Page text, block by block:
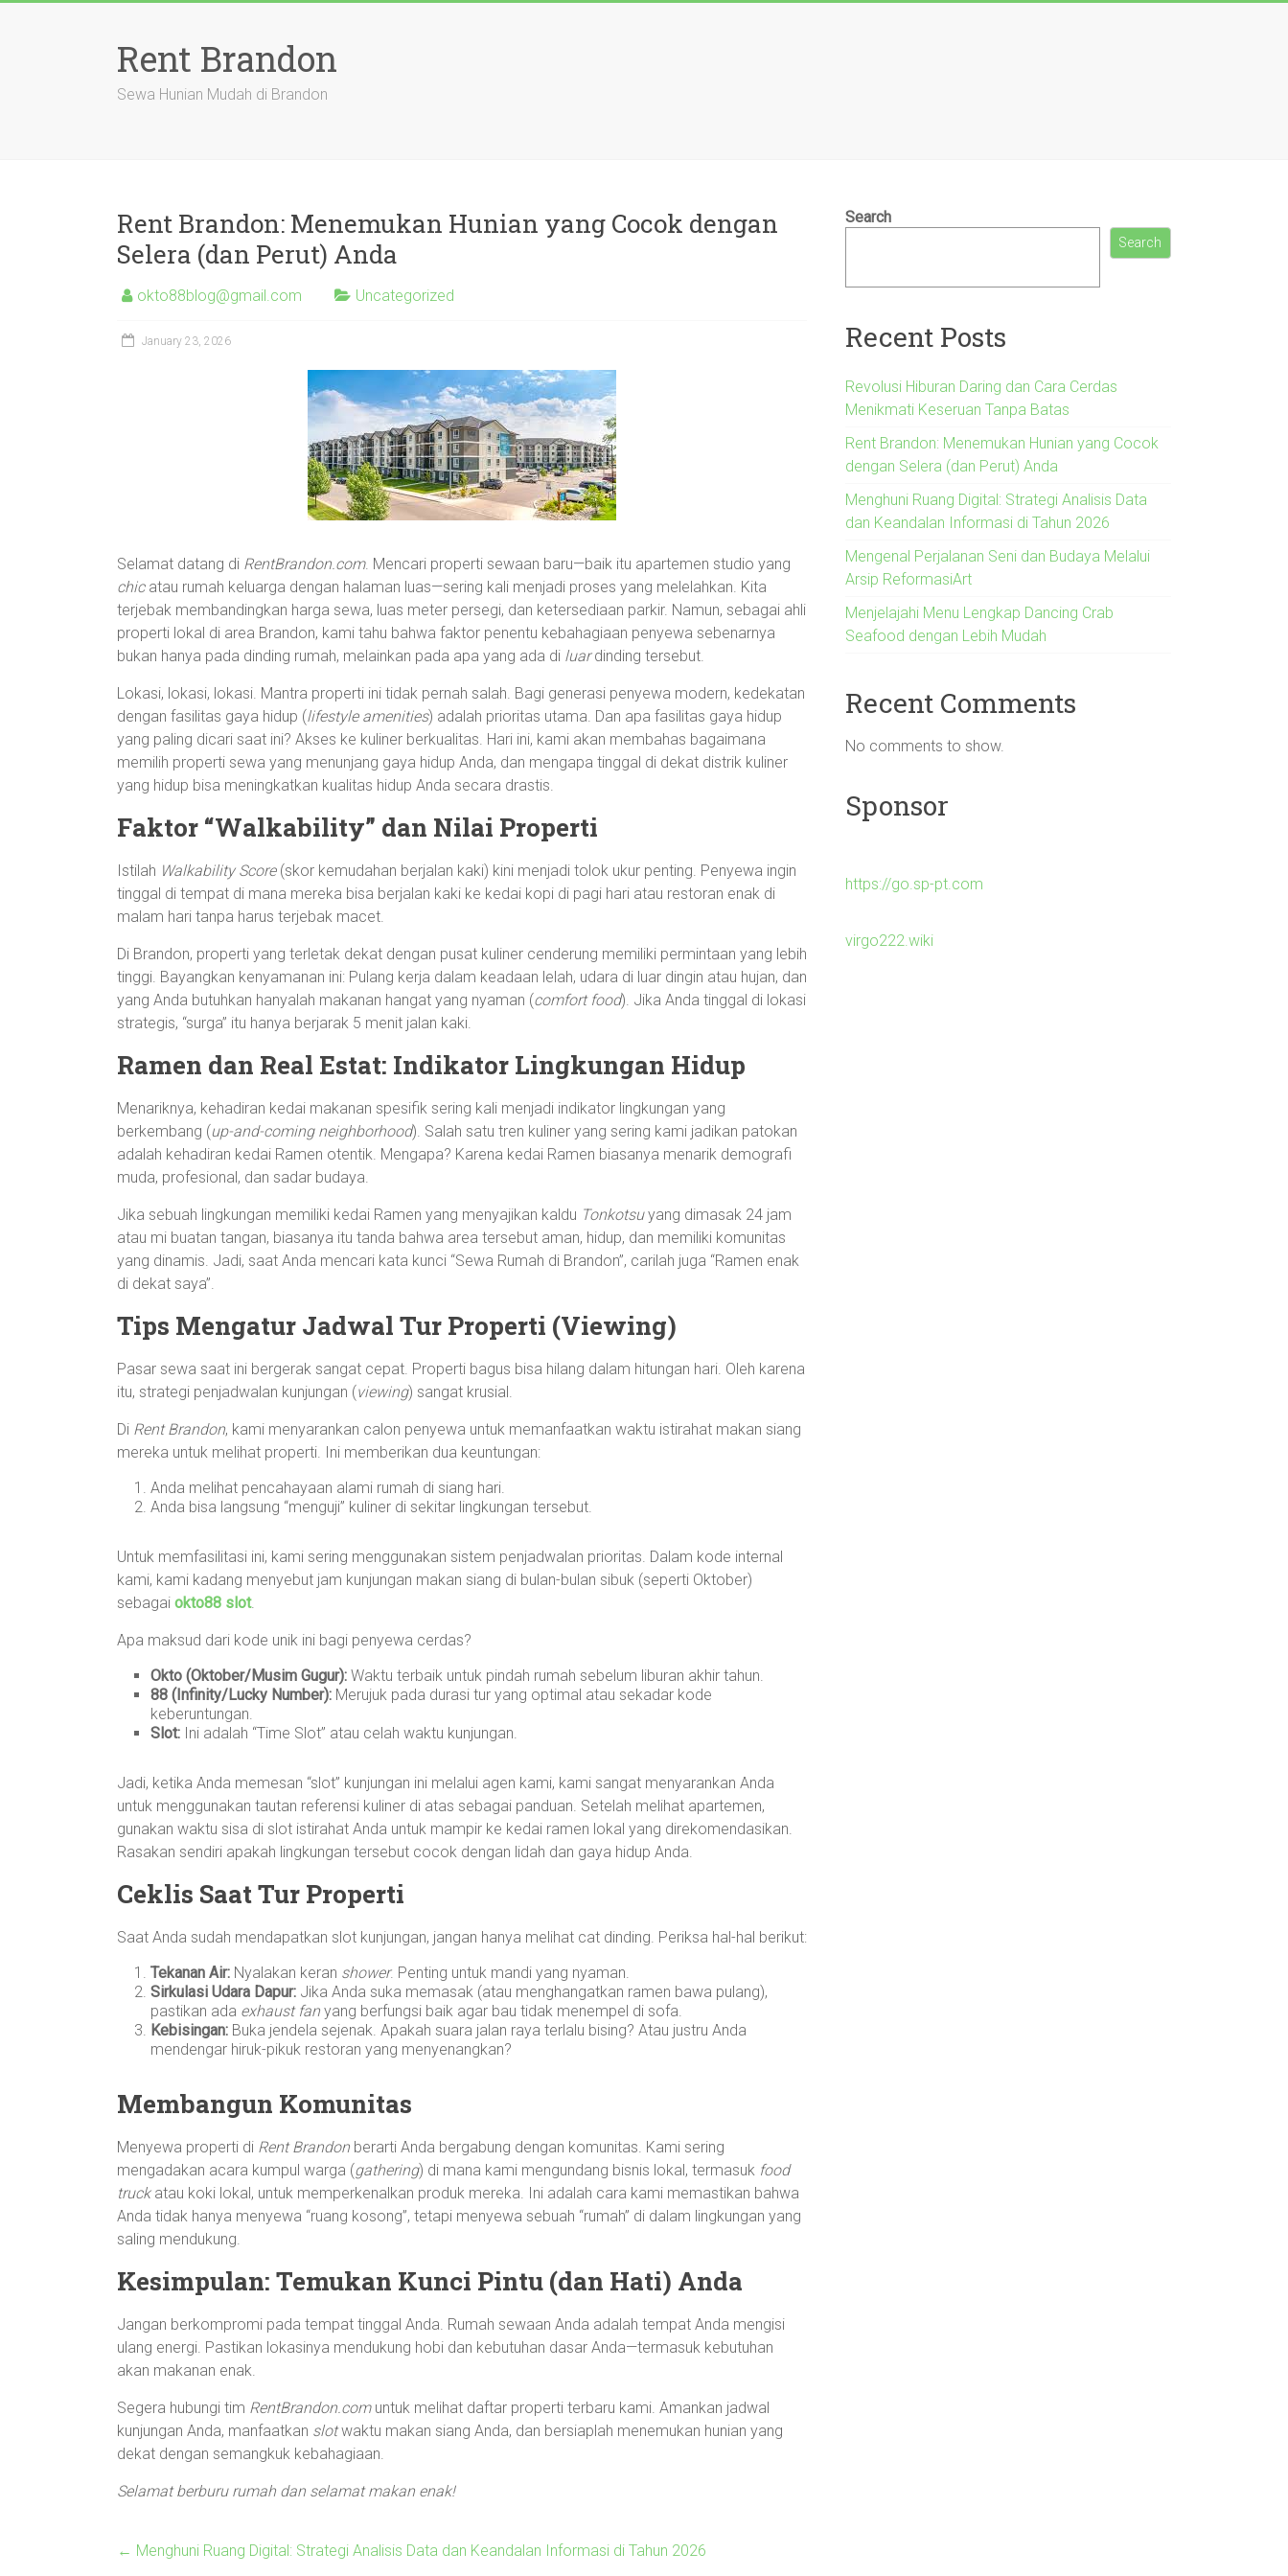
Rent Brandon
Sewa Hunian Mudah di Brandon
Rent Brandon: Menemukan Hunian yang Cocok dengan
Selera (dan Perut) Anda
okto88blog@gmail.com Uncategorized
January 23, 2026
Selamat datang di RentBrandon.com. Mencari properti sewaan baru—baik itu apartemen studio yang
chicatau rumah keluarga dengan halaman luas—sering kali menjadi proses yang melelahkan. Kita
terjebak membandingkan harga sewa, luas meter persegi, dan ketersediaan parkir. Namun, sebagai ahli
properti lokal di area Brandon, kami tahu bahwa faktor penentu kebahagiaan penyewa sebenarnya
bukan hanya pada dinding rumah, melainkan pada apa yang ada di luardinding tersebut.
Lokasi, lokasi, lokasi. Mantra properti ini tidak pernah salah. Bagi generasi penyewa modern, kedekatan
dengan fasilitas gaya hidup (lifestyle amenities) adalah prioritas utama. Dan apa fasilitas gaya hidup
yang paling dicari saat ini? Akses ke kuliner berkualitas. Hari ini, kami akan membahas bagaimana
memilih properti sewa yang menunjang gaya hidup Anda, dan mengapa tinggal di dekat distrik kuliner
yang hidup bisa meningkatkan kualitas hidup Anda secara drastis.
Faktor “Walkability” dan Nilai Properti
Istilah Walkability Score(skor kemudahan berjalan kaki) kini menjadi tolok ukur penting. Penyewa ingin
tinggal di tempat di mana mereka bisa berjalan kaki ke kedai kopi di pagi hari atau restoran enak di
malam hari tanpa harus terjebak macet.
Di Brandon, properti yang terletak dekat dengan pusat kuliner cenderung memiliki permintaan yang lebih
tinggi. Bayangkan kenyamanan ini: Pulang kerja dalam keadaan lelah, udara di luar dingin atau hujan, dan
yang Anda butuhkan hanyalah makanan hangat yang nyaman (comfort food). Jika Anda tinggal di lokasi
strategis, “surga” itu hanya berjarak 5 menit jalan kaki.
Ramen dan Real Estat: Indikator Lingkungan Hidup
Menariknya, kehadiran kedai makanan spesifik sering kali menjadi indikator lingkungan yang
berkembang (up-and-coming neighborhood). Salah satu tren kuliner yang sering kami jadikan patokan
adalah kehadiran kedai Ramen otentik. Mengapa? Karena kedai Ramen biasanya menarik demografi
muda, profesional, dan sadar budaya.
Jika sebuah lingkungan memiliki kedai Ramen yang menyajikan kaldu Tonkotsuyang dimasak 24 jam
atau mi buatan tangan, biasanya itu tanda bahwa area tersebut aman, hidup, dan memiliki komunitas
yang dinamis. Jadi, saat Anda mencari kata kunci “Sewa Rumah di Brandon”, carilah juga “Ramen enak
di dekat saya”.
Tips Mengatur Jadwal Tur Properti (Viewing)
Pasar sewa saat ini bergerak sangat cepat. Properti bagus bisa hilang dalam hitungan hari. Oleh karena
itu, strategi penjadwalan kunjungan (viewing) sangat krusial.
Di Rent Brandon, kami menyarankan calon penyewa untuk memanfaatkan waktu istirahat makan siang
mereka untuk melihat properti. Ini memberikan dua keuntungan:
Anda melihat pencahayaan alami rumah di siang hari.
Anda bisa langsung “menguji” kuliner di sekitar lingkungan tersebut.
Untuk memfasilitasi ini, kami sering menggunakan sistem penjadwalan prioritas. Dalam kode internal
kami, kami kadang menyebut jam kunjungan makan siang di bulan-bulan sibuk (seperti Oktober)
sebagai okto88 slot.
Apa maksud dari kode unik ini bagi penyewa cerdas?
Okto (Oktober/Musim Gugur): Waktu terbaik untuk pindah rumah sebelum liburan akhir tahun.
88 (Infinity/Lucky Number): Merujuk pada durasi tur yang optimal atau sekadar kode
keberuntungan.
Slot: Ini adalah “Time Slot” atau celah waktu kunjungan.
Jadi, ketika Anda memesan “slot” kunjungan ini melalui agen kami, kami sangat menyarankan Anda
untuk menggunakan tautan referensi kuliner di atas sebagai panduan. Setelah melihat apartemen,
gunakan waktu sisa di slot istirahat Anda untuk mampir ke kedai ramen lokal yang direkomendasikan.
Rasakan sendiri apakah lingkungan tersebut cocok dengan lidah dan gaya hidup Anda.
Ceklis Saat Tur Properti
Saat Anda sudah mendapatkan slot kunjungan, jangan hanya melihat cat dinding. Periksa hal-hal berikut:
Tekanan Air: Nyalakan keran shower. Penting untuk mandi yang nyaman.
Sirkulasi Udara Dapur: Jika Anda suka memasak (atau menghangatkan ramen bawa pulang),
pastikan ada exhaust fan yang berfungsi baik agar bau tidak menempel di sofa.
Kebisingan: Buka jendela sejenak. Apakah suara jalan raya terlalu bising? Atau justru Anda
mendengar hiruk-pikuk restoran yang menyenangkan?
Membangun Komunitas
Menyewa properti di Rent Brandon berarti Anda bergabung dengan komunitas. Kami sering
mengadakan acara kumpul warga (gathering) di mana kami mengundang bisnis lokal, termasuk food
truckatau koki lokal, untuk memperkenalkan produk mereka. Ini adalah cara kami memastikan bahwa
Anda tidak hanya menyewa “ruang kosong”, tetapi menyewa sebuah “rumah” di dalam lingkungan yang
saling mendukung.
Kesimpulan: Temukan Kunci Pintu (dan Hati) Anda
Jangan berkompromi pada tempat tinggal Anda. Rumah sewaan Anda adalah tempat Anda mengisi
ulang energi. Pastikan lokasinya mendukung hobi dan kebutuhan dasar Anda—termasuk kebutuhan
akan makanan enak.
Segera hubungi tim RentBrandon.comuntuk melihat daftar properti terbaru kami. Amankan jadwal
kunjungan Anda, manfaatkan slotwaktu makan siang Anda, dan bersiaplah menemukan hunian yang
dekat dengan semangkuk kebahagiaan.
Selamat berburu rumah dan selamat makan enak!
← Menghuni Ruang Digital: Strategi Analisis Data dan Keandalan Informasi di Tahun 2026
Search
Search
Recent Posts
Revolusi Hiburan Daring dan Cara Cerdas
Menikmati Keseruan Tanpa Batas
Rent Brandon: Menemukan Hunian yang Cocok
dengan Selera (dan Perut) Anda
Menghuni Ruang Digital: Strategi Analisis Data
dan Keandalan Informasi di Tahun 2026
Mengenal Perjalanan Seni dan Budaya Melalui
Arsip ReformasiArt
Menjelajahi Menu Lengkap Dancing Crab
Seafood dengan Lebih Mudah
Recent Comments
No comments to show.
Sponsor
https://go.sp-pt.com
virgo222.wiki